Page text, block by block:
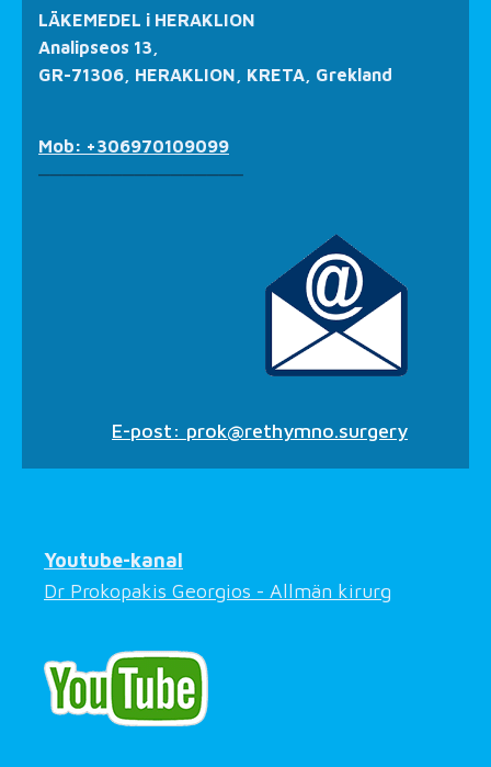
LÄKEMEDEL i HERAKLION
Analipseos 13,
GR-71306, HERAKLION, KRETA, Grekland
Mob: +306970109099
E-post: prok@rethymno.surgery
Youtube-kanal
Dr Prokopakis Georgios - Allmän kirurg